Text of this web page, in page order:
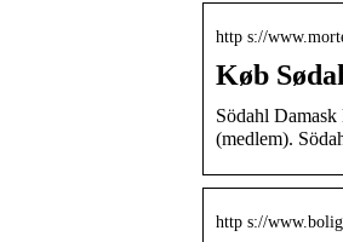
http s://
Køb
Södahl
(medlem).
http s://